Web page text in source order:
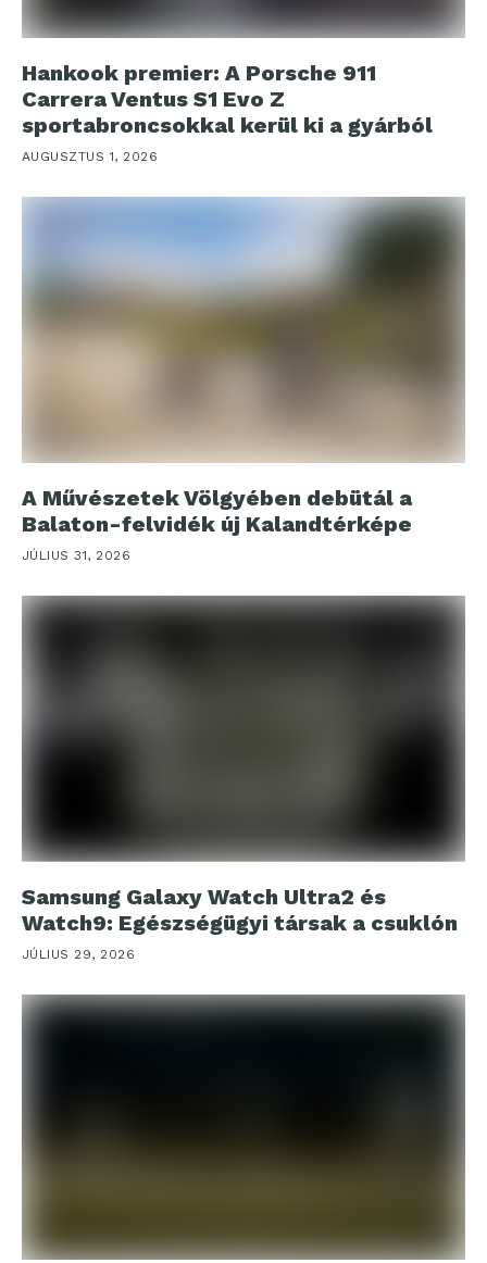
Hankook premier: A Porsche 911
Carrera Ventus S1 Evo Z
sportabroncsokkal kerül ki a gyárból
AUGUSZTUS 1, 2026
A Művészetek Völgyében debütál a
Balaton-felvidék új Kalandtérképe
JÚLIUS 31, 2026
Samsung Galaxy Watch Ultra2 és
Watch9: Egészségügyi társak a csuklón
JÚLIUS 29, 2026